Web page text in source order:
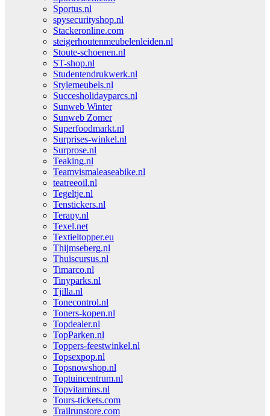
Sportus.nl
spysecurityshop.nl
Stackeronline.com
steigerhoutenmeubelenleiden.nl
Stoute-schoenen.nl
ST-shop.nl
Studentendrukwerk.nl
Stylemeubels.nl
Succesholidayparcs.nl
Sunweb Winter
Sunweb Zomer
Superfoodmarkt.nl
Surprises-winkel.nl
Surprose.nl
Teaking.nl
Teamvismaleaseabike.nl
teatreeoil.nl
Tegeltje.nl
Tenstickers.nl
Terapy.nl
Texel.net
Textieltopper.eu
Thijmseberg.nl
Thuiscursus.nl
Timarco.nl
Tinyparks.nl
Tjilla.nl
Tonecontrol.nl
Toners-kopen.nl
Topdealer.nl
TopParken.nl
Toppers-feestwinkel.nl
Topsexpop.nl
Topsnowshop.nl
Toptuincentrum.nl
Topvitamins.nl
Tours-tickets.com
Trailrunstore.com